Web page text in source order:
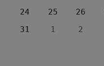
24
25 26
31
1 2